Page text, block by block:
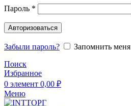
Пароль *
Авторизоваться
Забыли пароль?
Запомнить меня
Поиск
Избранное
0 элемент 0,00 ₽
Меню